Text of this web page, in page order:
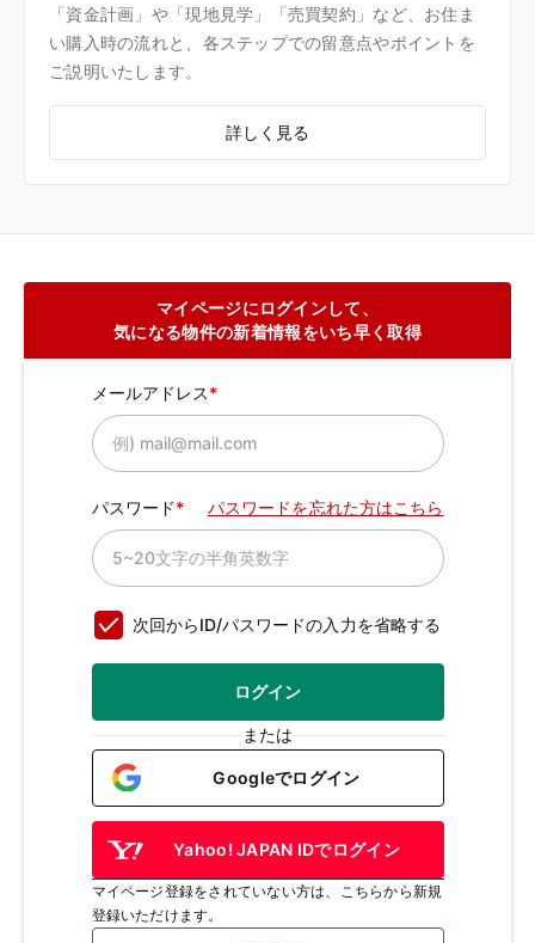
「資金計画」や「現地見学」「売買契約」など、お住ま
い購入時の流れと、各ステップでの留意点やポイントを
ご説明いたします。
詳しく見る
マイページにログインして、
気になる物件の新着情報をいち早く取得
メールアドレス
パスワード パスワードを忘れた方はこちら
次回からID/パスワードの入力を省略する
ログイン
または
Googleでログイン
Yahoo! JAPAN IDでログイン
マイページ登録をされていない方は、こちらから新規
登録いただけます。